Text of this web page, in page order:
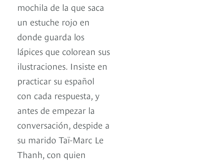
mochila de la que saca
un estuche rojo en
donde guarda los
lápices que colorean sus
ilustraciones. Insiste en
practicar su español
con cada respuesta, y
antes de empezar la
conversación, despide a
su marido Taï-Marc Le
Thanh, con quien